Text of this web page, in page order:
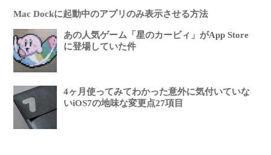
Mac Dockに起動中のアプリのみ表示させる方法
あの人気ゲーム「星のカービィ」がApp Store
に登場していた件
4ヶ月使ってみてわかった意外に気付いていな
いiOS7の地味な変更点27項目